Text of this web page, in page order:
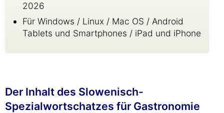
2026
Für Windows / Linux / Mac OS / Android
Tablets und Smartphones / iPad und iPhone
Der Inhalt des Slowenisch-
Spezialwortschatzes für Gastronomie